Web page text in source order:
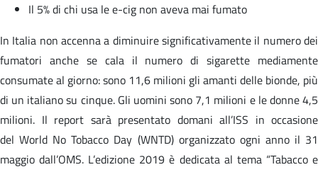
Il 5% di chi usa le e-cig non aveva mai fumato
In Italia non accenna a diminuire significativamente il numero dei
fumatori anche se cala il numero di sigarette mediamente
consumate al giorno: sono 11,6 milioni gli amanti delle bionde, più
di un italiano su cinque. Gli uomini sono 7,1 milioni e le donne 4,5
milioni. Il report sarà presentato domani all’ISS in occasione
del World No Tobacco Day (WNTD) organizzato ogni anno il 31
maggio dall’OMS. L’edizione 2019 è dedicata al tema “Tabacco e